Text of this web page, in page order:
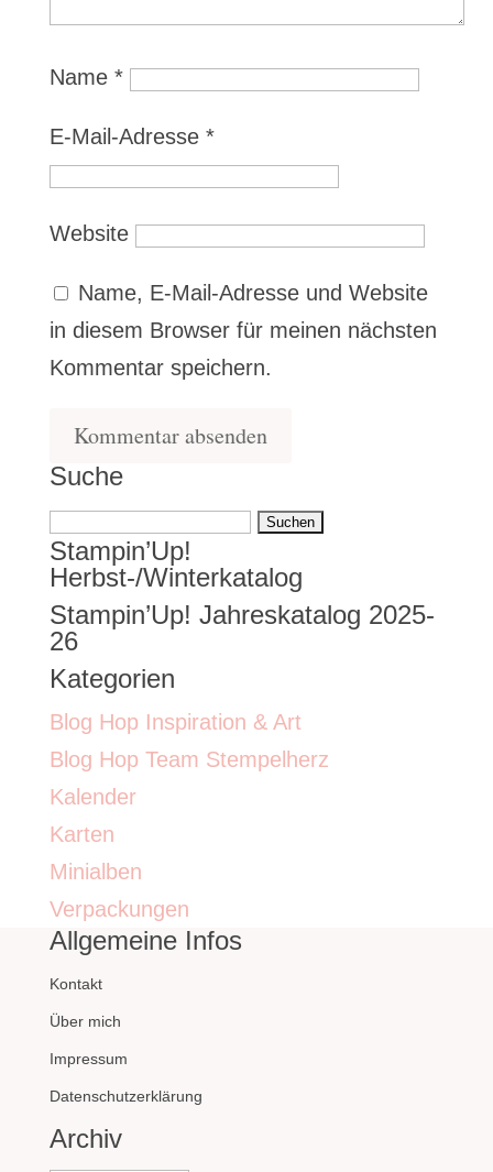
Name *
E-Mail-Adresse *
Website
Name, E-Mail-Adresse und Website
in diesem Browser für meinen nächsten
Kommentar speichern.
Suche
Suchen
nach:
Stampin’Up!
Herbst-/Winterkatalog
Stampin’Up! Jahreskatalog 2025-
26
Kategorien
Blog Hop Inspiration & Art
Blog Hop Team Stempelherz
Kalender
Karten
Minialben
Verpackungen
Allgemeine Infos
Kontakt
Über mich
Impressum
Datenschutzerklärung
Archiv